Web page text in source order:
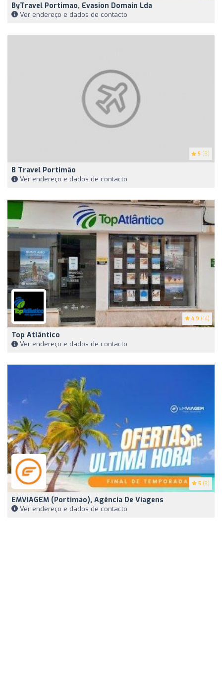
ByTravel Portimao, Evasion Domain Lda
Ver endereço e dados de contacto
5 (8)
B Travel Portimão
Ver endereço e dados de contacto
4.9 (14)
Top Atlântico
Ver endereço e dados de contacto
5 (3)
EMVIAGEM (Portimão), Agência De Viagens
Ver endereço e dados de contacto